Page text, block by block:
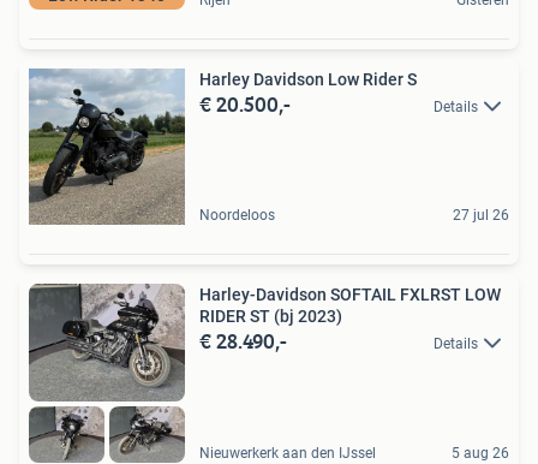
Harley Davidson Low Rider S
€ 20.500,- Details
Noordeloos 27 jul 26
Harley-Davidson SOFTAIL FXLRST LOW
RIDER ST (bj 2023)
€ 28.490,- Details
Nieuwerkerk aan den IJssel 5 aug 26